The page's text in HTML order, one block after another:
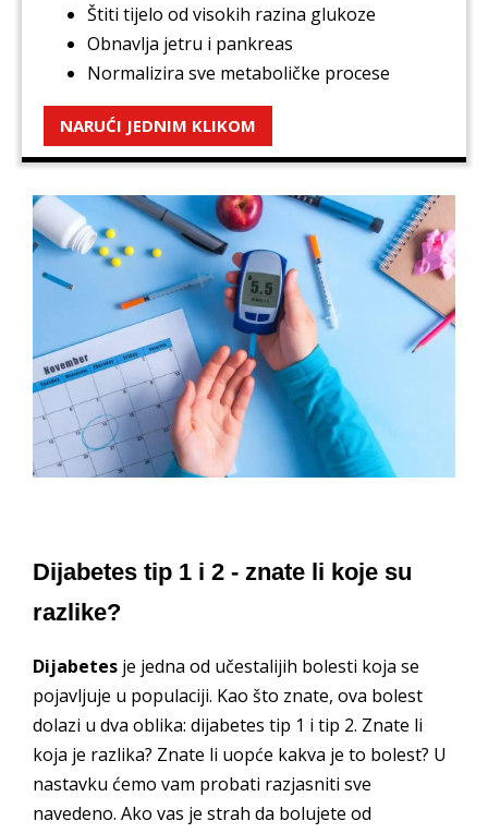
Štiti tijelo od visokih razina glukoze
Obnavlja jetru i pankreas
Normalizira sve metaboličke procese
NARUĆI JEDNIM KLIKOM
Dijabetes tip 1 i 2 - znate li koje su
razlike?
Dijabetes je jedna od učestalijih bolesti koja se
pojavljuje u populaciji. Kao što znate, ova bolest
dolazi u dva oblika: dijabetes tip 1 i tip 2. Znate li
koja je razlika? Znate li uopće kakva je to bolest? U
nastavku ćemo vam probati razjasniti sve
navedeno. Ako vas je strah da bolujete od